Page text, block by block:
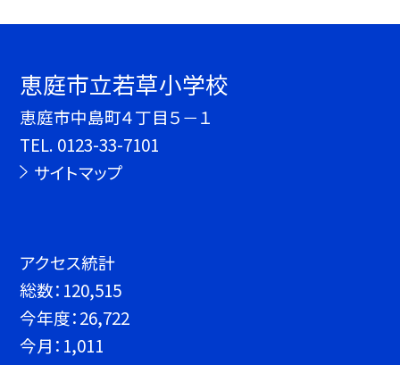
恵庭市立若草小学校
恵庭市中島町４丁目５－１
TEL. 0123-33-7101
サイトマップ
アクセス統計
総数： 120,515
今年度：26,722
今月： 1,011